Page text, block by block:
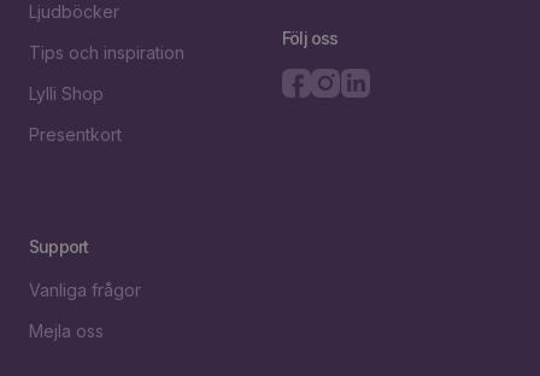
Ljudböcker
Tips och inspiration
Lylli Shop
Presentkort
Följ oss
Support
Vanliga frågor
Mejla oss